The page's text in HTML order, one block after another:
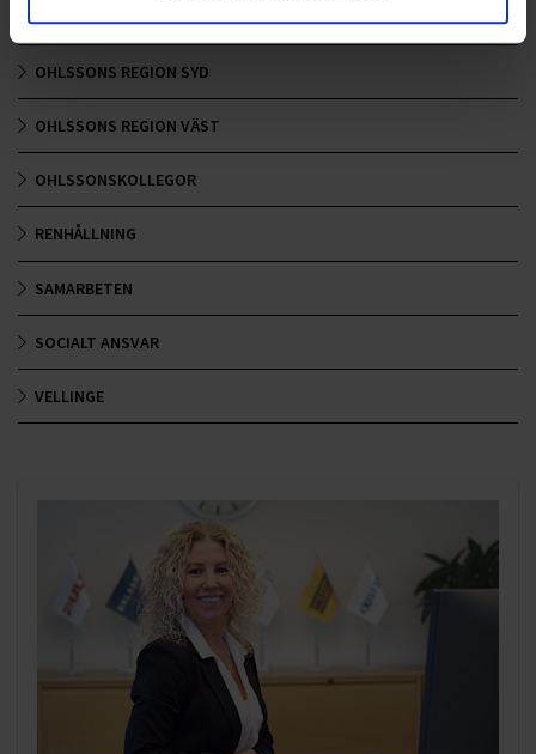
OHLSSONS REGION MITT
OHLSSONS REGION SYD
OHLSSONS REGION VÄST
OHLSSONSKOLLEGOR
RENHÅLLNING
SAMARBETEN
SOCIALT ANSVAR
VELLINGE